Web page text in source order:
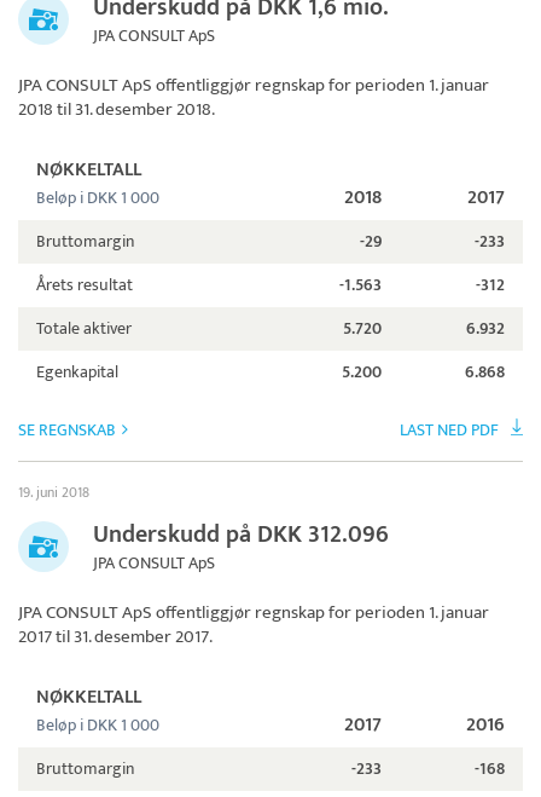
JPA CONSULT ApS
JPA CONSULT ApSoffentliggjør regnskap for perioden 1. januar
2018 til 31. desember 2018.
NØKKELTALL
Beløp i DKK 1 000 2018 2017
Bruttomargin -29
-233
Årets resultat
-1.563
-312
Totale aktiver
5.720
6.932
Egenkapital
5.200 6.868
SE REGNSKAB LAST NED PDF
19. juni 2018
Underskudd på DKK 312.096
JPA CONSULT ApS
JPA CONSULT ApSoffentliggjør regnskap for perioden 1. januar
2017 til 31. desember 2017.
NØKKELTALL
Beløp i DKK 1 000 2017 2016
Bruttomargin -233
-168